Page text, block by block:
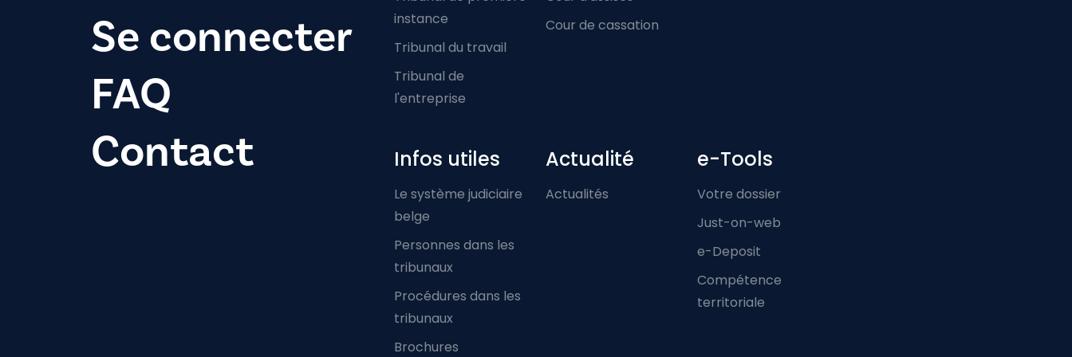
Se connecter
FAQ
Contact
instance
Tribunal du travail
Tribunal de
l'entreprise
Cour de cassation
Infos utiles
Le système judiciaire
belge
Personnes dans les
tribunaux
Procédures dans les
tribunaux
Brochures
Actualité
Actualités
e-Tools
Votre dossier
Just-on-web
e-Deposit
Compétence
territoriale